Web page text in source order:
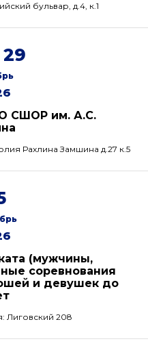
бульвар, д.4, к.1
СШОР им. А.С.
Рахлина Замшина д.27 к.5
(мужчины,
соревнования
и девушек до
Лиговский 208